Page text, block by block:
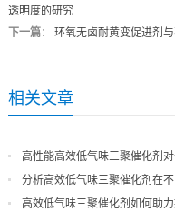
透明度的研究
下一篇： 环氧无卤耐黄变促进剂
相关文章
高性能高效低气味三聚催化剂
分析高效低气味三聚催化剂在
现
高效低气味三聚催化剂如何助